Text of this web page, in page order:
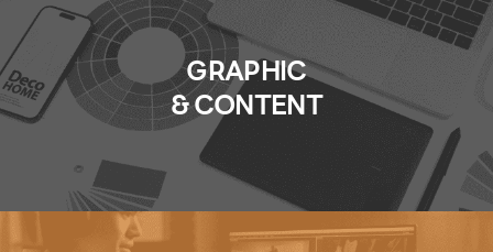
GRAPHIC
& CONTENT